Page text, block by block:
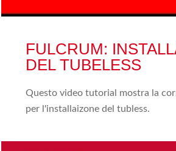
FULCRUM:
DEL TUBELESS
Questo video tutorial mostra la
per l'installaizone del tubless.